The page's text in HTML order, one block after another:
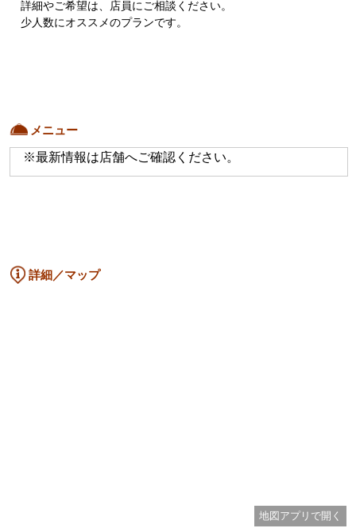
詳細やご希望は、店員にご相談ください。
少人数にオススメのプランです。
メニュー
※最新情報は店舗へご確認ください。
詳細／マップ
地図アプリで開く